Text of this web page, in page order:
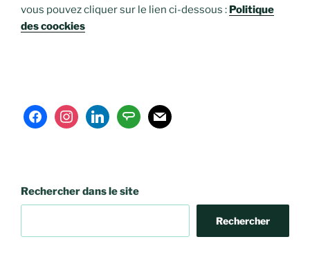
vous pouvez cliquer sur le lien ci-dessous : Politique
des coockies
facebookinstagramlinkedinangieslist
mail
Rechercher dans le site
Rechercher